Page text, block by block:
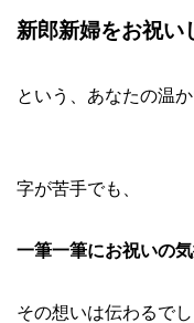
新郎新婦をお祝い
という、あなたの温か
字が苦手でも、
一筆一筆にお祝いの
その想いは伝わるでし